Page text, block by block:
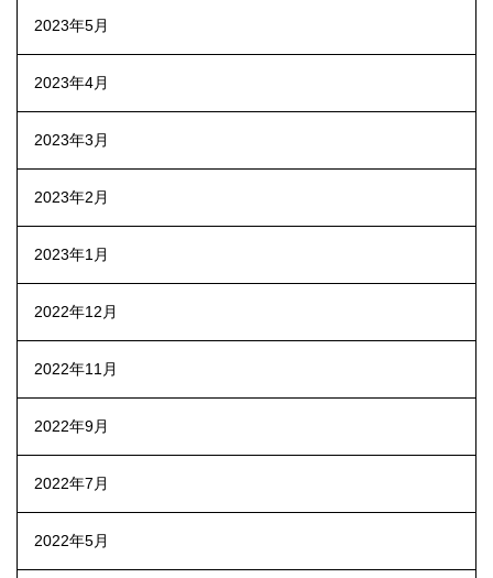
2023年5月
2023年4月
2023年3月
2023年2月
2023年1月
2022年12月
2022年11月
2022年9月
2022年7月
2022年5月